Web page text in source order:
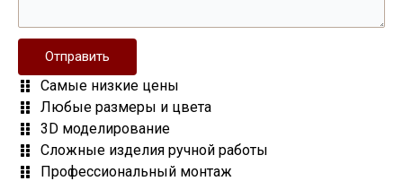
Отправить
Самые низкие цены
Любые размеры и цвета
3D моделирование
Сложные изделия ручной работы
Профессиональный монтаж